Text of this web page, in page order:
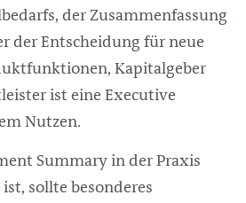
der Zusammenfassung
der Entscheidung für neue
Kapitalgeber
ist eine Executive
Nutzen.
Summary in der Praxis
sollte besonderes